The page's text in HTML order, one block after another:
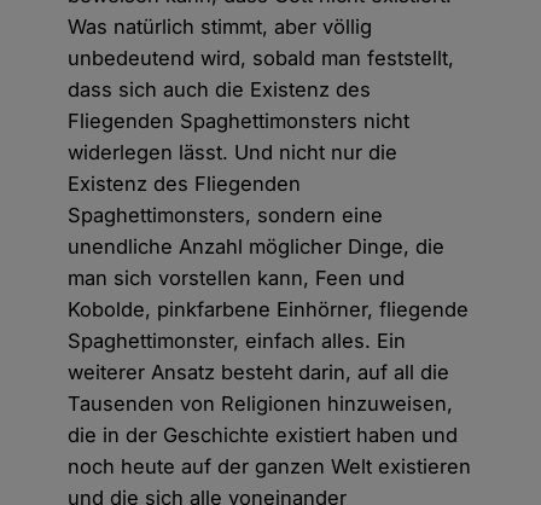
Was natürlich stimmt, aber völlig
unbedeutend wird, sobald man feststellt,
dass sich auch die Existenz des
Fliegenden Spaghettimonsters nicht
widerlegen lässt. Und nicht nur die
Existenz des Fliegenden
Spaghettimonsters, sondern eine
unendliche Anzahl möglicher Dinge, die
man sich vorstellen kann, Feen und
Kobolde, pinkfarbene Einhörner, fliegende
Spaghettimonster, einfach alles. Ein
weiterer Ansatz besteht darin, auf all die
Tausenden von Religionen hinzuweisen,
die in der Geschichte existiert haben und
noch heute auf der ganzen Welt existieren
und die sich alle voneinander